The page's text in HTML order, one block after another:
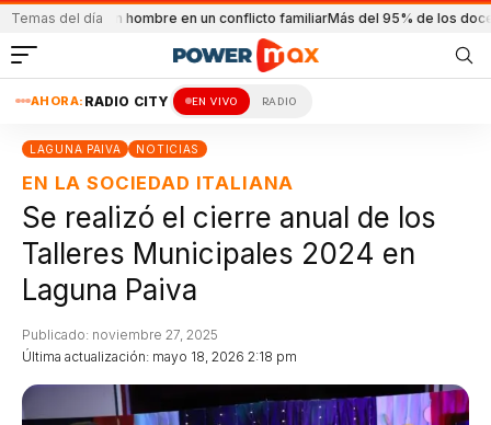
Temas del día
a un hombre en un conflicto familiarMás del 95% de los docentes
AHORA: RADIO CITY EN VIVO RADIO
LAGUNA PAIVA NOTICIAS
EN LA SOCIEDAD ITALIANA
Se realizó el cierre anual de los
Talleres Municipales 2024 en
Laguna Paiva
Última actualización: mayo 18, 2026 2:18 pm
Publicado: noviembre 27, 2025